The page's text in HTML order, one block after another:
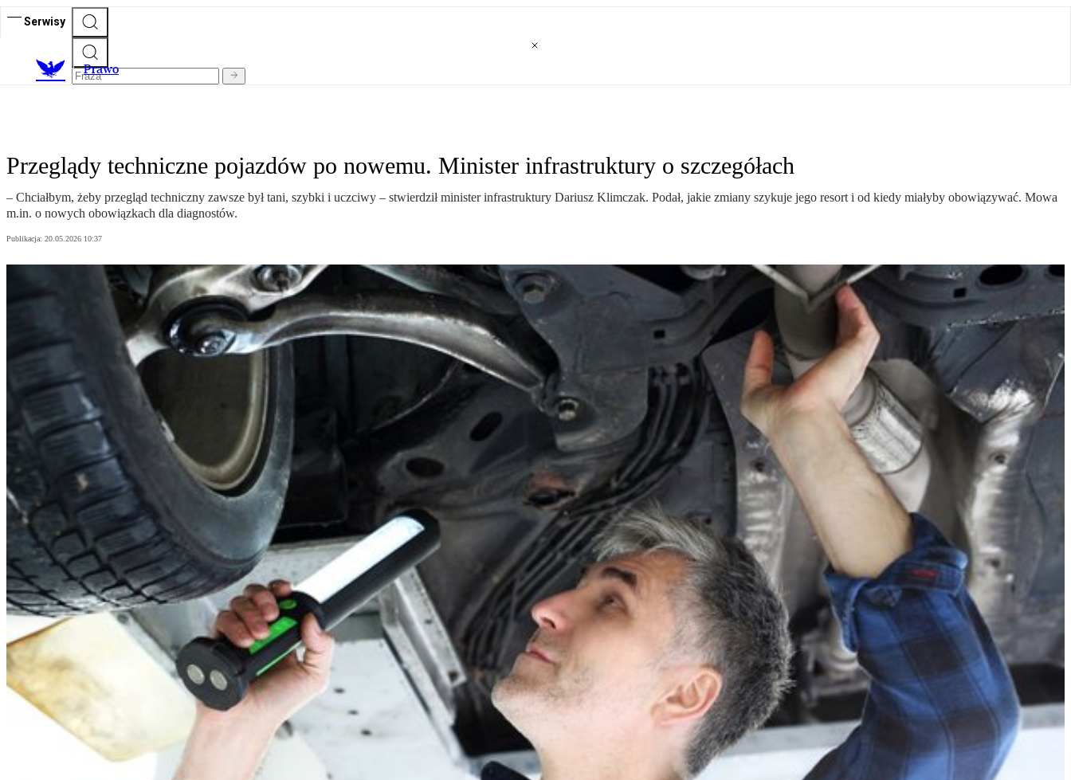
Serwisy
Prawo
Przeglądy techniczne pojazdów po nowemu. Minister infrastruktury o szczegółach
– Chciałbym, żeby przegląd techniczny zawsze był tani, szybki i uczciwy – stwierdził minister infrastruktury Dariusz Klimczak. Podał, jakie zmiany szykuje jego resort i od kiedy miałyby obowiązywać. Mowa
m.in. o nowych obowiązkach dla diagnostów.
Publikacja: 20.05.2026 10:37